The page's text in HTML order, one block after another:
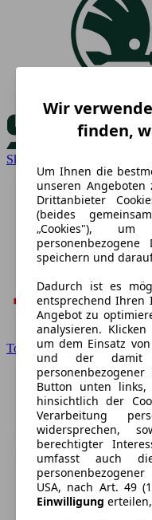
Skoda
Toyota
Wir
finden,
Um Ihnen die
unseren
Drittanbieter
(beides
„Cookies"), um
speichern und
Dadurch ist es
entsprechend Ihren
Angebot zu
analysieren.
um dem Einsatz
und der damit
Button unten
hinsichtlich der
Verarbeitung
widersprechen,
berechtigter
umfasst auch
USA, nach Art. 49
Einwilligung